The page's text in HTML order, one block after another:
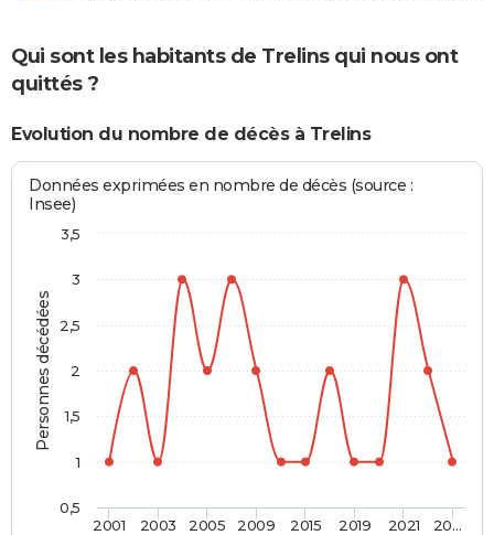
Qui sont les habitants de Trelins qui nous ont
quittés ?
Evolution du nombre de décès à Trelins
Personnes décédées
Données exprimées en nombre de décès (source :
Insee)
2001 2003 2005 2009 2015 2019 2021 20…
0,5
1
1,5
2
2,5
3
3,5